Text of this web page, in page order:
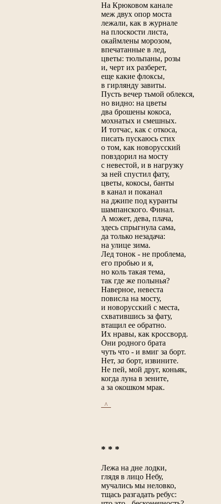
На Крюковом канале
меж двух опор моста
лежали, как в журнале
на плоскости листа,
окаймлены морозом,
впечатанные в лед,
цветы: тюльпаны, розы
и, черт их разберет,
еще какие флоксы,
в гирлянду завиты.
Пусть вечер тьмой облекся,
но видно: на цветы
два брошены кокоса,
мохнатых и смешных.
И тотчас, как с откоса,
писать пускаюсь стих
о том, как новорусский
повздорил на мосту
с невестой, и в нагрузку
за ней спустил фату,
цветы, кокосы, банты
в канал и поканал
на джипе под куранты
шампанского. Финал.
А может, дева, плача,
здесь спрыгнула сама,
да только незадача:
на улице зима.
Лед тонок - не проблема,
его пробью и я,
но коль такая тема,
так где же полынья?
Наверное, невеста
повисла на мосту,
и новорусский с места,
схватившись за фату,
втащил ее обратно.
Их нравы, как кроссворд.
Они родного брата
чуть что - и вмиг за борт.
Нет, за борт, извините.
Не пей, мой друг, коньяк,
когда луна в зените,
а за окошком мрак.
_^_
* * *
Лежа на дне лодки,
глядя в лицо Небу,
мучались мы неловко,
тщась разгадать ребус: